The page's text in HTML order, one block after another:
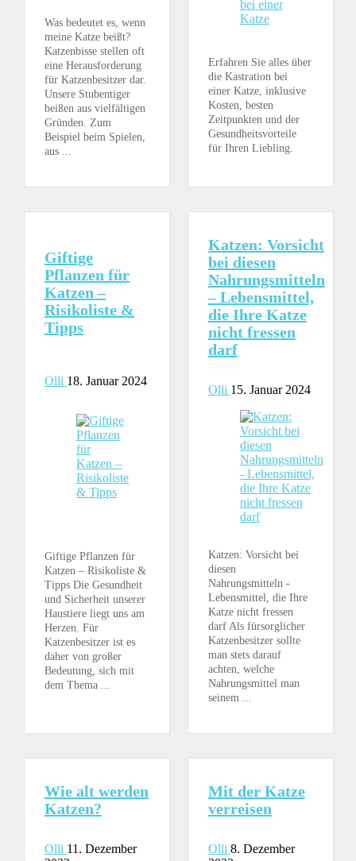
Was bedeutet es, wenn
meine Katze beißt?
Katzenbisse stellen oft
eine Herausforderung
für Katzenbesitzer dar.
Unsere Stubentiger
beißen aus vielfältigen
Gründen. Zum
Beispiel beim Spielen,
aus ...
Erfahren Sie alles über
die Kastration bei
einer Katze, inklusive
Kosten, besten
Zeitpunkten und der
Gesundheitsvorteile
für Ihren Liebling.
Giftige
Pflanzen für
Katzen –
Risikoliste &
Tipps
Olli 18. Januar 2024
Giftige Pflanzen für
Katzen – Risikoliste &
Tipps Die Gesundheit
und Sicherheit unserer
Haustiere liegt uns am
Herzen. Für
Katzenbesitzer ist es
daher von großer
Bedeutung, sich mit
dem Thema ...
Katzen: Vorsicht
bei diesen
Nahrungsmitteln
– Lebensmittel,
die Ihre Katze
nicht fressen
darf
Olli 15. Januar 2024
Katzen: Vorsicht bei
diesen
Nahrungsmitteln -
Lebensmittel, die Ihre
Katze nicht fressen
darf Als fürsorglicher
Katzenbesitzer sollte
man stets darauf
achten, welche
Nahrungsmittel man
seinem ...
Wie alt werden
Katzen?
Olli 11. Dezember
Mit der Katze
verreisen
Olli 8. Dezember